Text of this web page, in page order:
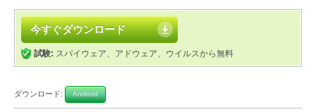
今すぐダウンロード
試験: スパイウェア、アドウェア、ウイルスから無料
ダウンロード: Android